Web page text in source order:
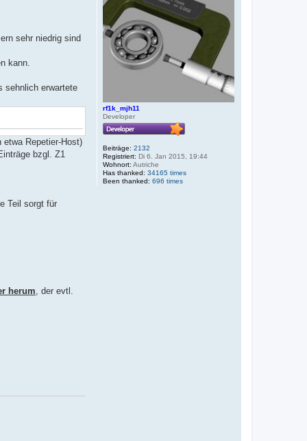
rf1k_mjh11
Developer
Beiträge: 2132
Registriert: Di 6. Jan 2015, 19:44
Wohnort: Autriche
Has thanked: 34165 times
Been thanked: 696 times
sehr niedrig sind
kann.
sehnlich erwartete
Repetier-Host)
bzgl. Z1
Teil sorgt für
herum , der evtl.